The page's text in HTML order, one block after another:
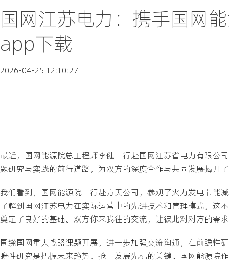
国网江苏电力：携手国网
app下载
2026-04-25 12:10:27
最近，国网能源院总工程师李健一行赴国网江苏省电力有限公
题研究与实践的前行道路，为双方的深度合作与共同发展揭开
我们看到，国网能源院一行赴方天公司，参观了火力发电节能
了解到国网江苏电力在实际运营中的先进技术和管理模式，这
奠定了良好的基础。双方你来我往的交流，让彼此对对方的需
围绕国网重大战略课题开展，进一步加强交流沟通，在前瞻性
瞻性研究是把握未来趋势、抢占发展先机的关键。国网能源院